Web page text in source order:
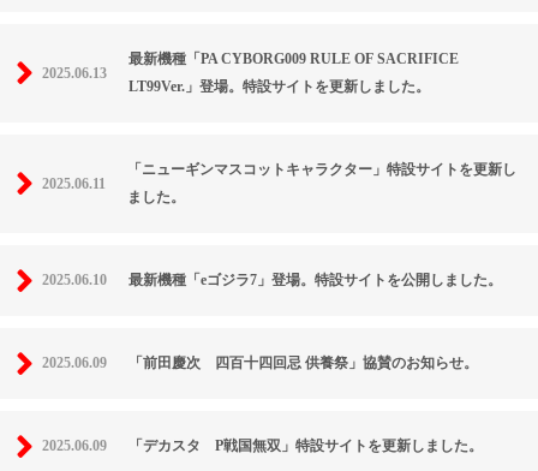
2025.06.13
最新機種「PA CYBORG009 RULE OF SACRIFICE
LT99Ver.」登場。特設サイトを更新しました。
2025.06.11
「ニューギンマスコットキャラクター」特設サイトを更新し
ました。
2025.06.10 最新機種「eゴジラ7」登場。特設サイトを公開しました。
2025.06.09 「前田慶次 四百十四回忌 供養祭」協賛のお知らせ。
2025.06.09 「デカスタ P戦国無双」特設サイトを更新しました。